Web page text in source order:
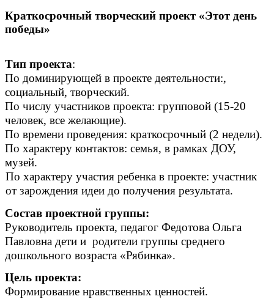
Краткосрочный творческий проект «Этот день
победы»
Тип проекта:
По доминирующей в проекте деятельности:,
социальный, творческий.
По числу участников проекта: групповой (15-20
человек, все желающие).
По времени проведения: краткосрочный (2 недели).
По характеру контактов: семья, в рамках ДОУ,
музей.
По характеру участия ребенка в проекте: участник
от зарождения идеи до получения результата.
Состав проектной группы:
Руководитель проекта, педагог Федотова Ольга
Павловна дети и родители группы среднего
дошкольного возраста «Рябинка».
Цель проекта:
Формирование нравственных ценностей.